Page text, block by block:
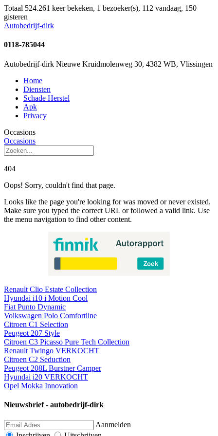
Totaal 524.261 keer bekeken, 1 bezoeker(s), 112 vandaag, 150
gisteren
Autobedrijf-dirk
0118-785044
Autobedrijf-dirk Nieuwe Kruidmolenweg 30, 4382 WB, Vlissingen
Home
Diensten
Schade Herstel
Apk
Privacy
Occasions
Occasions
404
Oops! Sorry, couldn't find that page.
Looks like the page you're looking for was moved or never existed.
Make sure you typed the correct URL or followed a valid link. Use
the menu navigation to find other content.
Renault Clio Estate Collection
Hyundai i10 i Motion Cool
Fiat Punto Dynamic
Volkswagen Polo Comfortline
Citroen C1 Selection
Peugeot 207 Style
Citroen C3 Picasso Pure Tech Collection
Renault Twingo VERKOCHT
Citroen C2 Seduction
Peugeot 208L Burstner Camper
Hyundai i20 VERKOCHT
Opel Mokka Innovation
Nieuwsbrief - autobedrijf-dirk
Aanmelden